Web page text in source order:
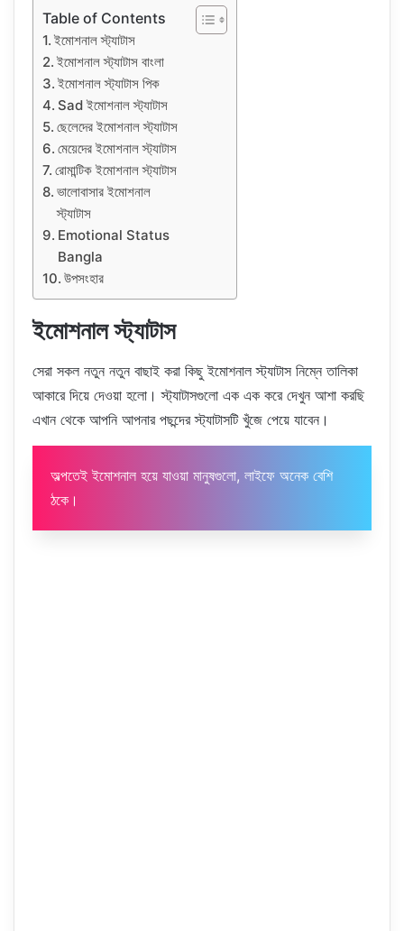
Table of Contents
ইমোশনাল স্ট্যাটাস
ইমোশনাল স্ট্যাটাস বাংলা
ইমোশনাল স্ট্যাটাস পিক
Sad ইমোশনাল স্ট্যাটাস
ছেলেদের ইমোশনাল স্ট্যাটাস
মেয়েদের ইমোশনাল স্ট্যাটাস
রোমান্টিক ইমোশনাল স্ট্যাটাস
ভালোবাসার ইমোশনাল
স্ট্যাটাস
Emotional Status
Bangla
উপসংহার
ইমোশনাল স্ট্যাটাস
সেরা সকল নতুন নতুন বাছাই করা কিছু ইমোশনাল স্ট্যাটাস নিম্নে তালিকা
আকারে দিয়ে দেওয়া হলো। স্ট্যাটাসগুলো এক এক করে দেখুন আশা করছি
এখান থেকে আপনি আপনার পছন্দের স্ট্যাটাসটি খুঁজে পেয়ে যাবেন।
অল্পতেই ইমোশনাল হয়ে যাওয়া মানুষগুলো, লাইফে অনেক বেশি
ঠকে।